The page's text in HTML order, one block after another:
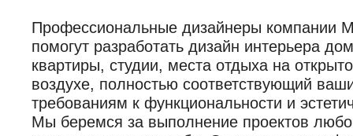
Профессиональные дизайнеры компании
помогут разработать дизайн интерьера
квартиры, студии, места отдыха на
воздухе, полностью соответствующий
требованиям к функциональности и
Мы беремся за выполнение проектов